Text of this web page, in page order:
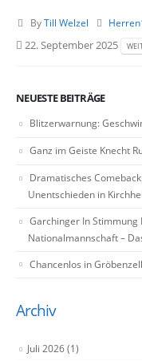
ByTill Welzel
22. September 2025
NEUESTE BEITRÄGE
Blitzerwarnung:
Ganz im Geiste Knecht
Dramatisches
Unentschieden in
Garchinger In Stimmung
Nationalmannschaft –
Chancenlos in Gröbenzell
Archiv
Juli 2026(1)